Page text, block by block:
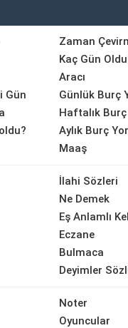
Gün
Zaman
Kaç Gün
Aracı
Günlük Burç
Haftalık
Aylık Burç
Maaş
İlahi Sözleri
Ne Demek
Eş Anlamlı
Eczane
Bulmaca
Deyimler
Noter
Oyuncular